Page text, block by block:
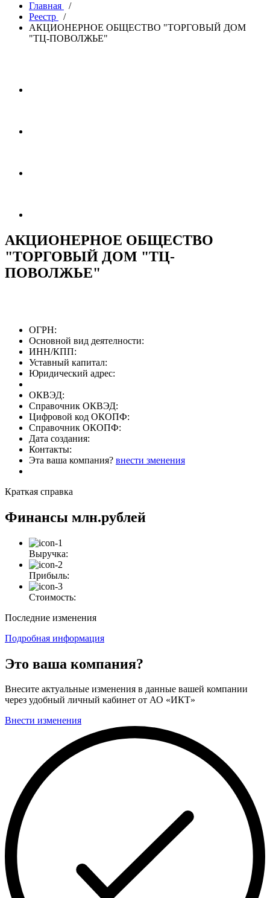
Главная
/
Реестр
/
АКЦИОНЕРНОЕ ОБЩЕСТВО "ТОРГОВЫЙ ДОМ
"ТЦ-ПОВОЛЖЬЕ"
АКЦИОНЕРНОЕ ОБЩЕСТВО
"ТОРГОВЫЙ ДОМ "ТЦ-
ПОВОЛЖЬЕ"
ОГРН:
Основной вид деятелности:
ИНН/КПП:
Уставный капитал:
Юридический адрес:
ОКВЭД:
Справочник ОКВЭД:
Цифровой код ОКОПФ:
Справочник ОКОПФ:
Дата создания:
Контакты:
Эта ваша компания? внести зменения
Краткая справка
Финансы млн.рублей
Выручка:
Прибыль:
Стоимость:
Последние изменения
Подробная информация
Это ваша компания?
Внесите актуальные изменения в данные вашей компании
через удобный личный кабинет от АО «ИКТ»
Внести изменения